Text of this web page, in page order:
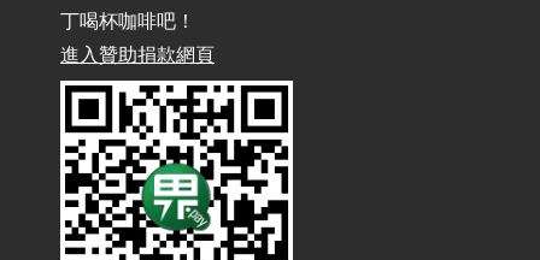
雜談：生活小技巧之用魔鬼氈避免機車鑰匙脫落吧
/ Talk: Use Velcro to Prevent Your Motorcycle Key From Falling
AdGuard Home不只是拿來擋廣告/ AdGuard
Home Is More Than Just an Ad Blocker
丁喝杯咖啡吧！
進入贊助捐款網頁